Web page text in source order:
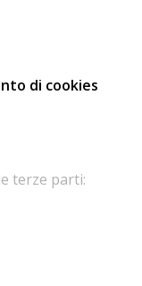
di cookies
terze parti: